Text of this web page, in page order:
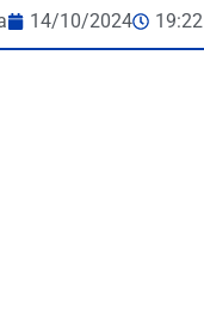
14/10/2024 19:22